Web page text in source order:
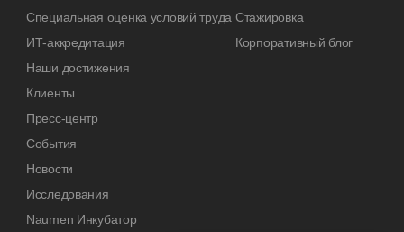
Специальная оценка условий труда
ИТ-аккредитация
Наши достижения
Клиенты
Пресс-центр
События
Новости
Исследования
Naumen Инкубатор
Стажировка
Корпоративный блог